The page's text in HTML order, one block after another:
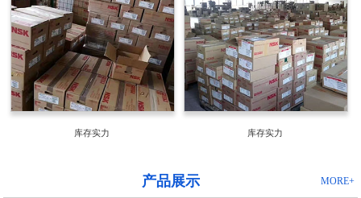
库存实力 库存实力
MORE+
产品展示